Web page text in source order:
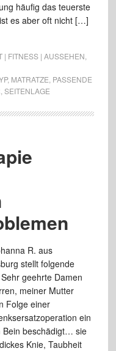
häufig das teuerste
es aber oft nicht […]
| FITNESS | AUSSEHEN
, MATRATZE PASSENDE
SEITENLAGE
R. aus
stellt folgende
geehrte Damen
meiner Mutter
Folge einer
ein
Bein beschädigt… sie
Knie, Taubheit